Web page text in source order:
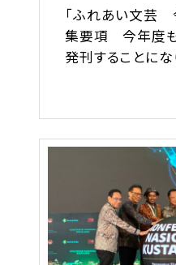
「ふれあい文芸
集要項 今年度も
発刊することにな